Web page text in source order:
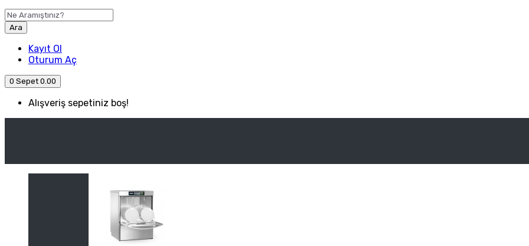
Ara
Kayıt Ol
Oturum Aç
0 Sepet 0.00
Alışveriş sepetiniz boş!
Kategori